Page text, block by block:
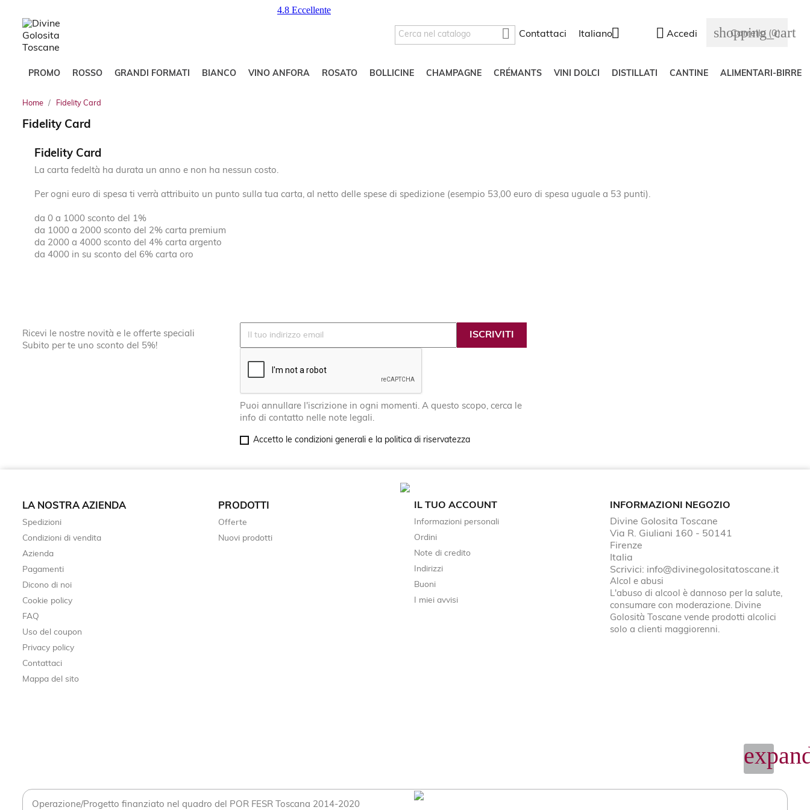
 Contattaci Italiano  Accedi shopping_cart
Carrello (0)
PROMO ROSSO GRANDI FORMATI BIANCO VINO ANFORA ROSATO BOLLICINE CHAMPAGNE CRÉMANTS VINI DOLCI DISTILLATI CANTINE ALIMENTARI-BIRRE
Home Fidelity Card
Fidelity Card
Fidelity Card
La carta fedeltà ha durata un anno e non ha nessun costo.
Per ogni euro di spesa ti verrà attribuito un punto sulla tua carta, al netto delle spese di spedizione (esempio 53,00 euro di spesa uguale a 53 punti).
da 0 a 1000 sconto del 1%
da 1000 a 2000 sconto del 2% carta premium
da 2000 a 4000 sconto del 4% carta argento
da 4000 in su sconto del 6% carta oro
Ricevi le nostre novità e le offerte speciali
Subito per te uno sconto del 5%!
Puoi annullare l'iscrizione in ogni momenti. A questo scopo, cerca le
info di contatto nelle note legali.
Accetto le condizioni generali e la politica di riservatezza
LA NOSTRA AZIENDA
Spedizioni
Condizioni di vendita
Azienda
Pagamenti
Dicono di noi
Cookie policy
FAQ
Uso del coupon
Privacy policy
Contattaci
Mappa del sito
PRODOTTI
Offerte
Nuovi prodotti
IL TUO ACCOUNT
Informazioni personali
Ordini
Note di credito
Indirizzi
Buoni
I miei avvisi
INFORMAZIONI NEGOZIO
Divine Golosita Toscane
Via R. Giuliani 160 - 50141
Firenze
Italia
Scrivici: info@divinegolositatoscane.it
Alcol e abusi
L'abuso di alcool è dannoso per la salute,
consumare con moderazione. Divine
Golosità Toscane vende prodotti alcolici
solo a clienti maggiorenni.
Operazione/Progetto finanziato nel quadro del POR FESR Toscana 2014-2020